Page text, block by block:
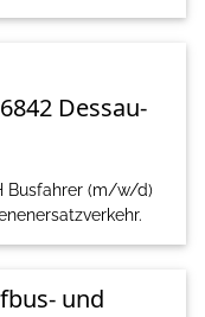
Dessau-
Busfahrer (m/w/d)
und